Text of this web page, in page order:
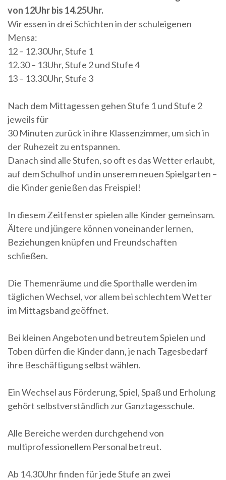
von 12Uhr bis 14.25Uhr.
Wir essen in drei Schichten in der schuleigenen
Mensa:
12 – 12.30Uhr, Stufe 1
12.30 – 13Uhr, Stufe 2 und Stufe 4
13 – 13.30Uhr, Stufe 3
Nach dem Mittagessen gehen Stufe 1 und Stufe 2
jeweils für
30 Minuten zurück in ihre Klassenzimmer, um sich in
der Ruhezeit zu entspannen.
Danach sind alle Stufen, so oft es das Wetter erlaubt,
auf dem Schulhof und in unserem neuen Spielgarten –
die Kinder genießen das Freispiel!
In diesem Zeitfenster spielen alle Kinder gemeinsam.
Ältere und jüngere können voneinander lernen,
Beziehungen knüpfen und Freundschaften
schließen.
Die Themenräume und die Sporthalle werden im
täglichen Wechsel, vor allem bei schlechtem Wetter
im Mittagsband geöffnet.
Bei kleinen Angeboten und betreutem Spielen und
Toben dürfen die Kinder dann, je nach Tagesbedarf
ihre Beschäftigung selbst wählen.
Ein Wechsel aus Förderung, Spiel, Spaß und Erholung
gehört selbstverständlich zur Ganztagesschule.
Alle Bereiche werden durchgehend von
multiprofessionellem Personal betreut.
Ab 14.30Uhr finden für jede Stufe an zwei